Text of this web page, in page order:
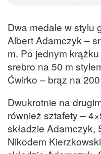
Dwa medale w stylu
Albert Adamczyk –
m. Po jednym
srebro na 50 m
Ćwirko – brąz na
Dwukrotnie na
również sztafety –
składzie Adamczyk,
Nikodem